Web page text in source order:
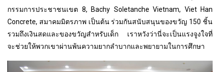
กรรมการประชาชนเขต 8, Bachy Soletanche Vietnam, Viet Han
Concrete, สมาคมมิตรภาพ เป็นต้น ร่วมกันสนับสนุนของขวัญ 150 ชิ้น
รวมถึงเงินสดและของขวัญสำหรับเด็ก เราหวังว่านี่จะเป็นแรงจูงใจที่
จะช่วยให้พวกเขาผ่านพ้นความยากลำบากและพยายามในการศึกษา